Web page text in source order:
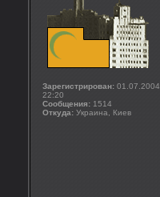
Зарегистрирован: 01.07.2004
22:20
Сообщения: 1514
Откуда: Украина, Киев